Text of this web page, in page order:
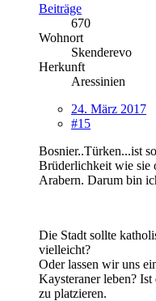
Beiträge
670
Wohnort
Skenderevo
Herkunft
Aressinien
24. März 2017
#15
Bosnier..Türken...ist
Brüderlichkeit wie sie
Arabern. Darum bin
Die Stadt sollte
vielleicht?
Oder lassen wir uns
Kaysteraner leben?
zu platzieren.